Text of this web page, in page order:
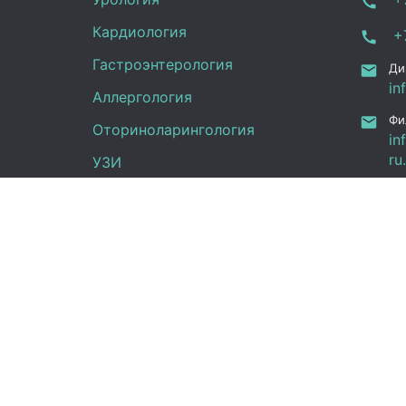
Кардиология
Гастроэнтерология
Аллергология
Оториноларингология
УЗИ